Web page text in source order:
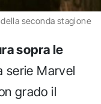
seconda stagione
sopra le
serie Marvel
grado il